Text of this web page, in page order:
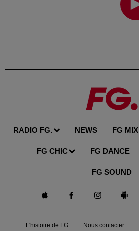
RADIO FG. NEWS FG MIX
FG CHIC FG DANCE
FG SOUND
L'histoire de FG Nous contacter